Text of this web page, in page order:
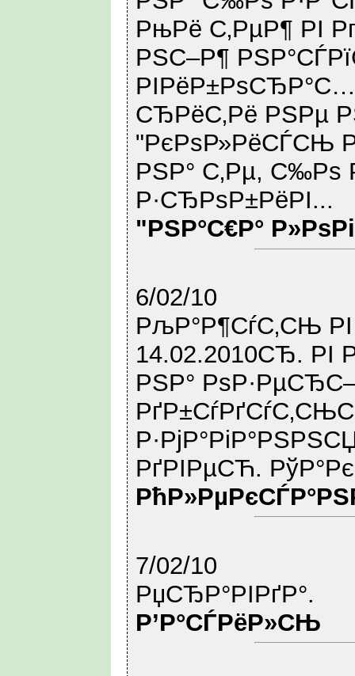
РњРё С‚РµР¶ РІ
РЅС–Р¶
СЂРёС‚Рё РЅРµ
"РєРѕР»РёСЃСЊ
РЅР° С‚Рµ, С‰Рѕ
Р·СЂРѕР±РёРІ...
"РЅР°С€Р°
6/02/10
РљР°Р¶СѓС‚СЊ
14.02.2010СЂ.
РЅР°
РґРІРµСЋ.
7/02/10
РџСЂР°РІРґР°.
Р’Р°СЃРёР»СЊ